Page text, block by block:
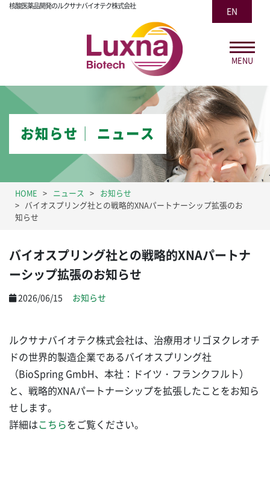
核酸医薬品開発のルクサナバイオテク株式会社
EN
MENU
お知らせ│ ニュース
HOME ニュース
お知らせ
バイオスプリング社との戦略的XNAパートナーシップ拡張のお
知らせ
バイオスプリング社との戦略的XNAパートナ
ーシップ拡張のお知らせ
2026/06/15 お知らせ
ルクサナバイオテク株式会社は、治療用オリゴヌクレオチ
ドの世界的製造企業であるバイオスプリング社
（BioSpring GmbH、本社：ドイツ・フランクフルト）
と、戦略的XNAパートナーシップを拡張したことをお知ら
せします。
詳細はこちらをご覧ください。